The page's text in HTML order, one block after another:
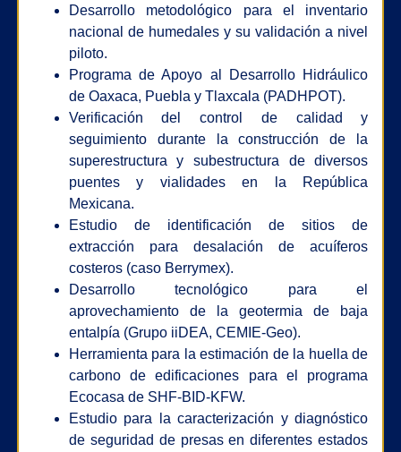
Desarrollo metodológico para el inventario
nacional de humedales y su validación a nivel
piloto.
Programa de Apoyo al Desarrollo Hidráulico
de Oaxaca, Puebla y Tlaxcala (PADHPOT).
Verificación del control de calidad y
seguimiento durante la construcción de la
superestructura y subestructura de diversos
puentes y vialidades en la República
Mexicana.
Estudio de identificación de sitios de
extracción para desalación de acuíferos
costeros (caso Berrymex).
Desarrollo tecnológico para el
aprovechamiento de la geotermia de baja
entalpía (Grupo iiDEA, CEMIE-Geo).
Herramienta para la estimación de la huella de
carbono de edificaciones para el programa
Ecocasa de SHF-BID-KFW.
Estudio para la caracterización y diagnóstico
de seguridad de presas en diferentes estados